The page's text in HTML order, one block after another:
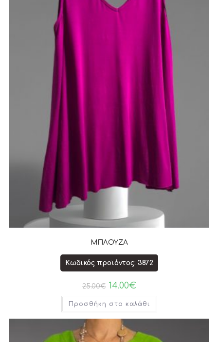
ΜΠΛΟΥΖΑ
Κωδικός προϊόντος: 3872
25.00€ 14.00€
Προσθήκη στο καλάθι